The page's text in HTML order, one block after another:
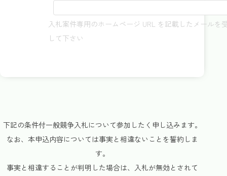
入札案件専用のホームページ URL を記載したメールを
して下さい
下記の条件付一般競争入札について参加したく申し込みます。
なお、本申込内容については事実と相違ないことを誓約しま
す。
事実と相違することが判明した場合は、入札が無効とされて